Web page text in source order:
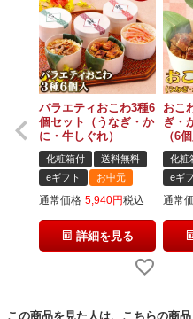
バラエティおこわ3種6
個セット（うなぎ・か
に・牛しぐれ）
化粧箱付
送料無料
eギフト
お中元
通常価格 5,940 税込
詳細を見る
おこ
ぎ・
（6
化粧
eギ
通常
この商品を見た人は、こちらの商